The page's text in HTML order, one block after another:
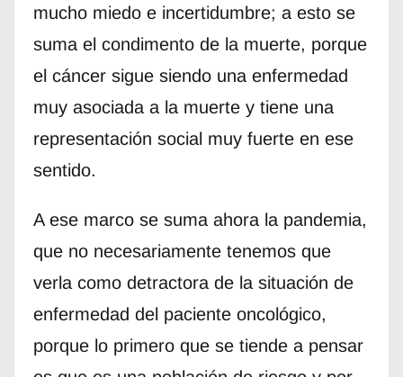
mucho miedo e incertidumbre; a esto se
suma el condimento de la muerte, porque
el cáncer sigue siendo una enfermedad
muy asociada a la muerte y tiene una
representación social muy fuerte en ese
sentido.
A ese marco se suma ahora la pandemia,
que no necesariamente tenemos que
verla como detractora de la situación de
enfermedad del paciente oncológico,
porque lo primero que se tiende a pensar